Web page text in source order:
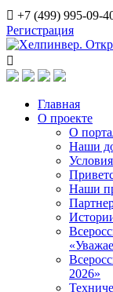
+7 (499) 995-09-
Регистрация
Главная
О проекте
О
Наши
Наши
2026»